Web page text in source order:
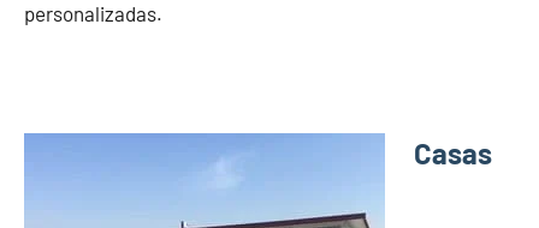
personalizadas.
Casas